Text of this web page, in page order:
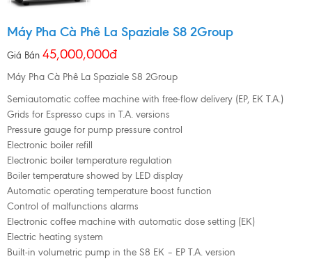
Máy Pha Cà Phê La Spaziale S8 2Group
Giá Bán 45,000,000đ
Máy Pha Cà Phê La Spaziale S8 2Group
Semiautomatic coffee machine with free-flow delivery (EP, EK T.A.)
Grids for Espresso cups in T.A. versions
Pressure gauge for pump pressure control
Electronic boiler refill
Electronic boiler temperature regulation
Boiler temperature showed by LED display
Automatic operating temperature boost function
Control of malfunctions alarms
Electronic coffee machine with automatic dose setting (EK)
Electric heating system
Built-in volumetric pump in the S8 EK – EP T.A. version